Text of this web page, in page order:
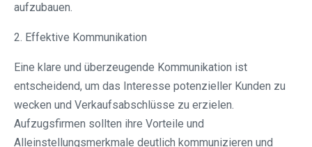
aufzubauen.
2. Effektive Kommunikation
Eine klare und überzeugende Kommunikation ist
entscheidend, um das Interesse potenzieller Kunden zu
wecken und Verkaufsabschlüsse zu erzielen.
Aufzugsfirmen sollten ihre Vorteile und
Alleinstellungsmerkmale deutlich kommunizieren und